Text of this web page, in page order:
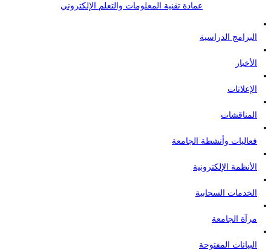
عمادة تقنية المعلومات والتعلم الإلكتروني
البرامج الدراسية
الأخبار
الإعلانات
المناقشات
فعاليات وأنشطة الجامعة
الأنظمة الإلكترونية
الخدمات السحابية
مرآة الجامعة
البيانات المفتوحة